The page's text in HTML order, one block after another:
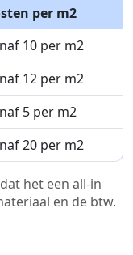
per m2
10 per m2
12 per m2
5 per m2
20 per m2
het een all-in
en de btw.